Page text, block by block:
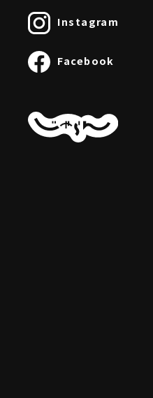
Instagram
Facebook